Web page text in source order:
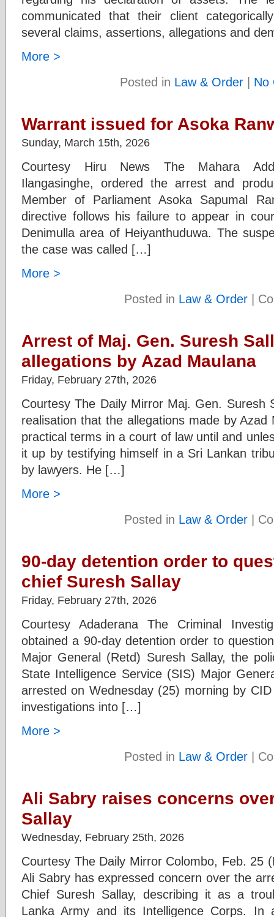
communicated that their client
several claims, assertions, allegations and
More >
Posted in Law & Order| No
Warrant issued for Asoka
Sunday, March 15th, 2026
Courtesy Hiru News The Mahara
Ilangasinghe, ordered the arrest and
Member of Parliament Asoka Sapumal
directive follows his failure to appear in
Denimulla area of Heiyanthuduwa. The
the case was called […]
More >
Posted in Law & Order|
Arrest of Maj. Gen. Suresh
allegations by Azad Maulana
Friday, February 27th, 2026
Courtesy The Daily Mirror Maj. Gen. Suresh
realisation that the allegations made by
practical terms in a court of law until and
it up by testifying himself in a Sri Lankan
by lawyers. He […]
More >
Posted in Law & Order|
90-day detention order to
chief Suresh Sallay
Friday, February 27th, 2026
Courtesy Adaderana The Criminal
obtained a 90-day detention order to
Major General (Retd) Suresh Sallay, the
State Intelligence Service (SIS) Major
arrested on Wednesday (25) morning by
investigations into […]
More >
Posted in Law & Order|
Ali Sabry raises concerns
Sallay
Wednesday, February 25th, 2026
Courtesy The Daily Mirror Colombo, Feb. 25
Ali Sabry has expressed concern over the
Chief Suresh Sallay, describing it as a
Lanka Army and its Intelligence Corps. In